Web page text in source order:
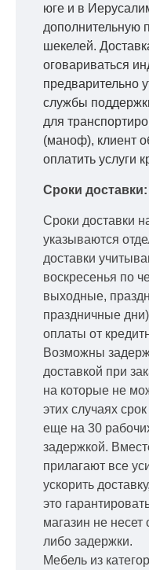
юге и в
дополнительную
шекелей.
оговариваться
предварительно
службы
для
(маноф), клиент
оплатить услуги
Сроки доставки:
Сроки доставки
указываются
доставки
воскресенья по
выходные,
праздничные
оплаты от
Возможны
доставкой при
на которые не
этих случаях
еще на 30
задержкой.
прилагают все
ускорить
это
магазин не несет
либо задержки.
Мебель из